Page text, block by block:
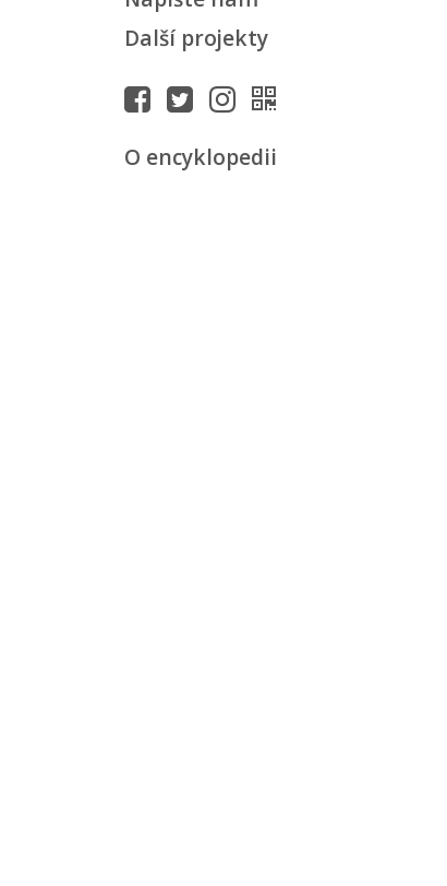
Další projekty
O encyklopedii